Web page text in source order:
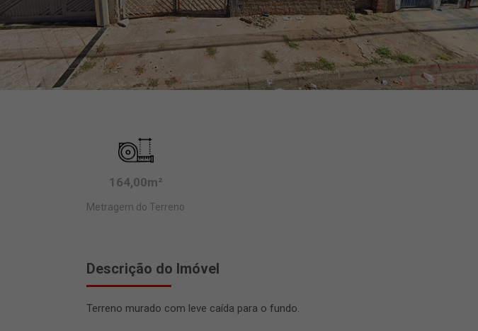
164,00m²
Metragem do Terreno
Descrição do Imóvel
Terreno murado com leve caída para o fundo.